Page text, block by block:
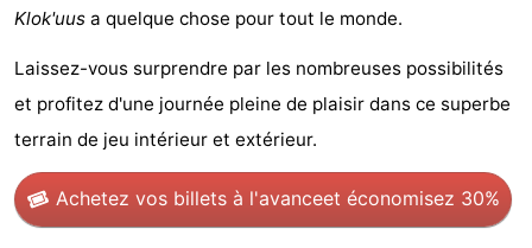
Kop
van
-
Veere
-
Oranjezon
Oostkapelle
-
Nature
Klok'uus a quelque chose pour tout le monde.
Laissez-vous surprendre par les nombreuses possibilités
et profitez d'une journée pleine de plaisir dans ce superbe
terrain de jeu intérieur et extérieur.
Achetez vos billets à l'avanceet économisez 30%